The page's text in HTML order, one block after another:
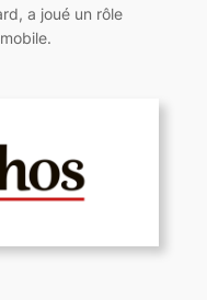
a joué un rôle